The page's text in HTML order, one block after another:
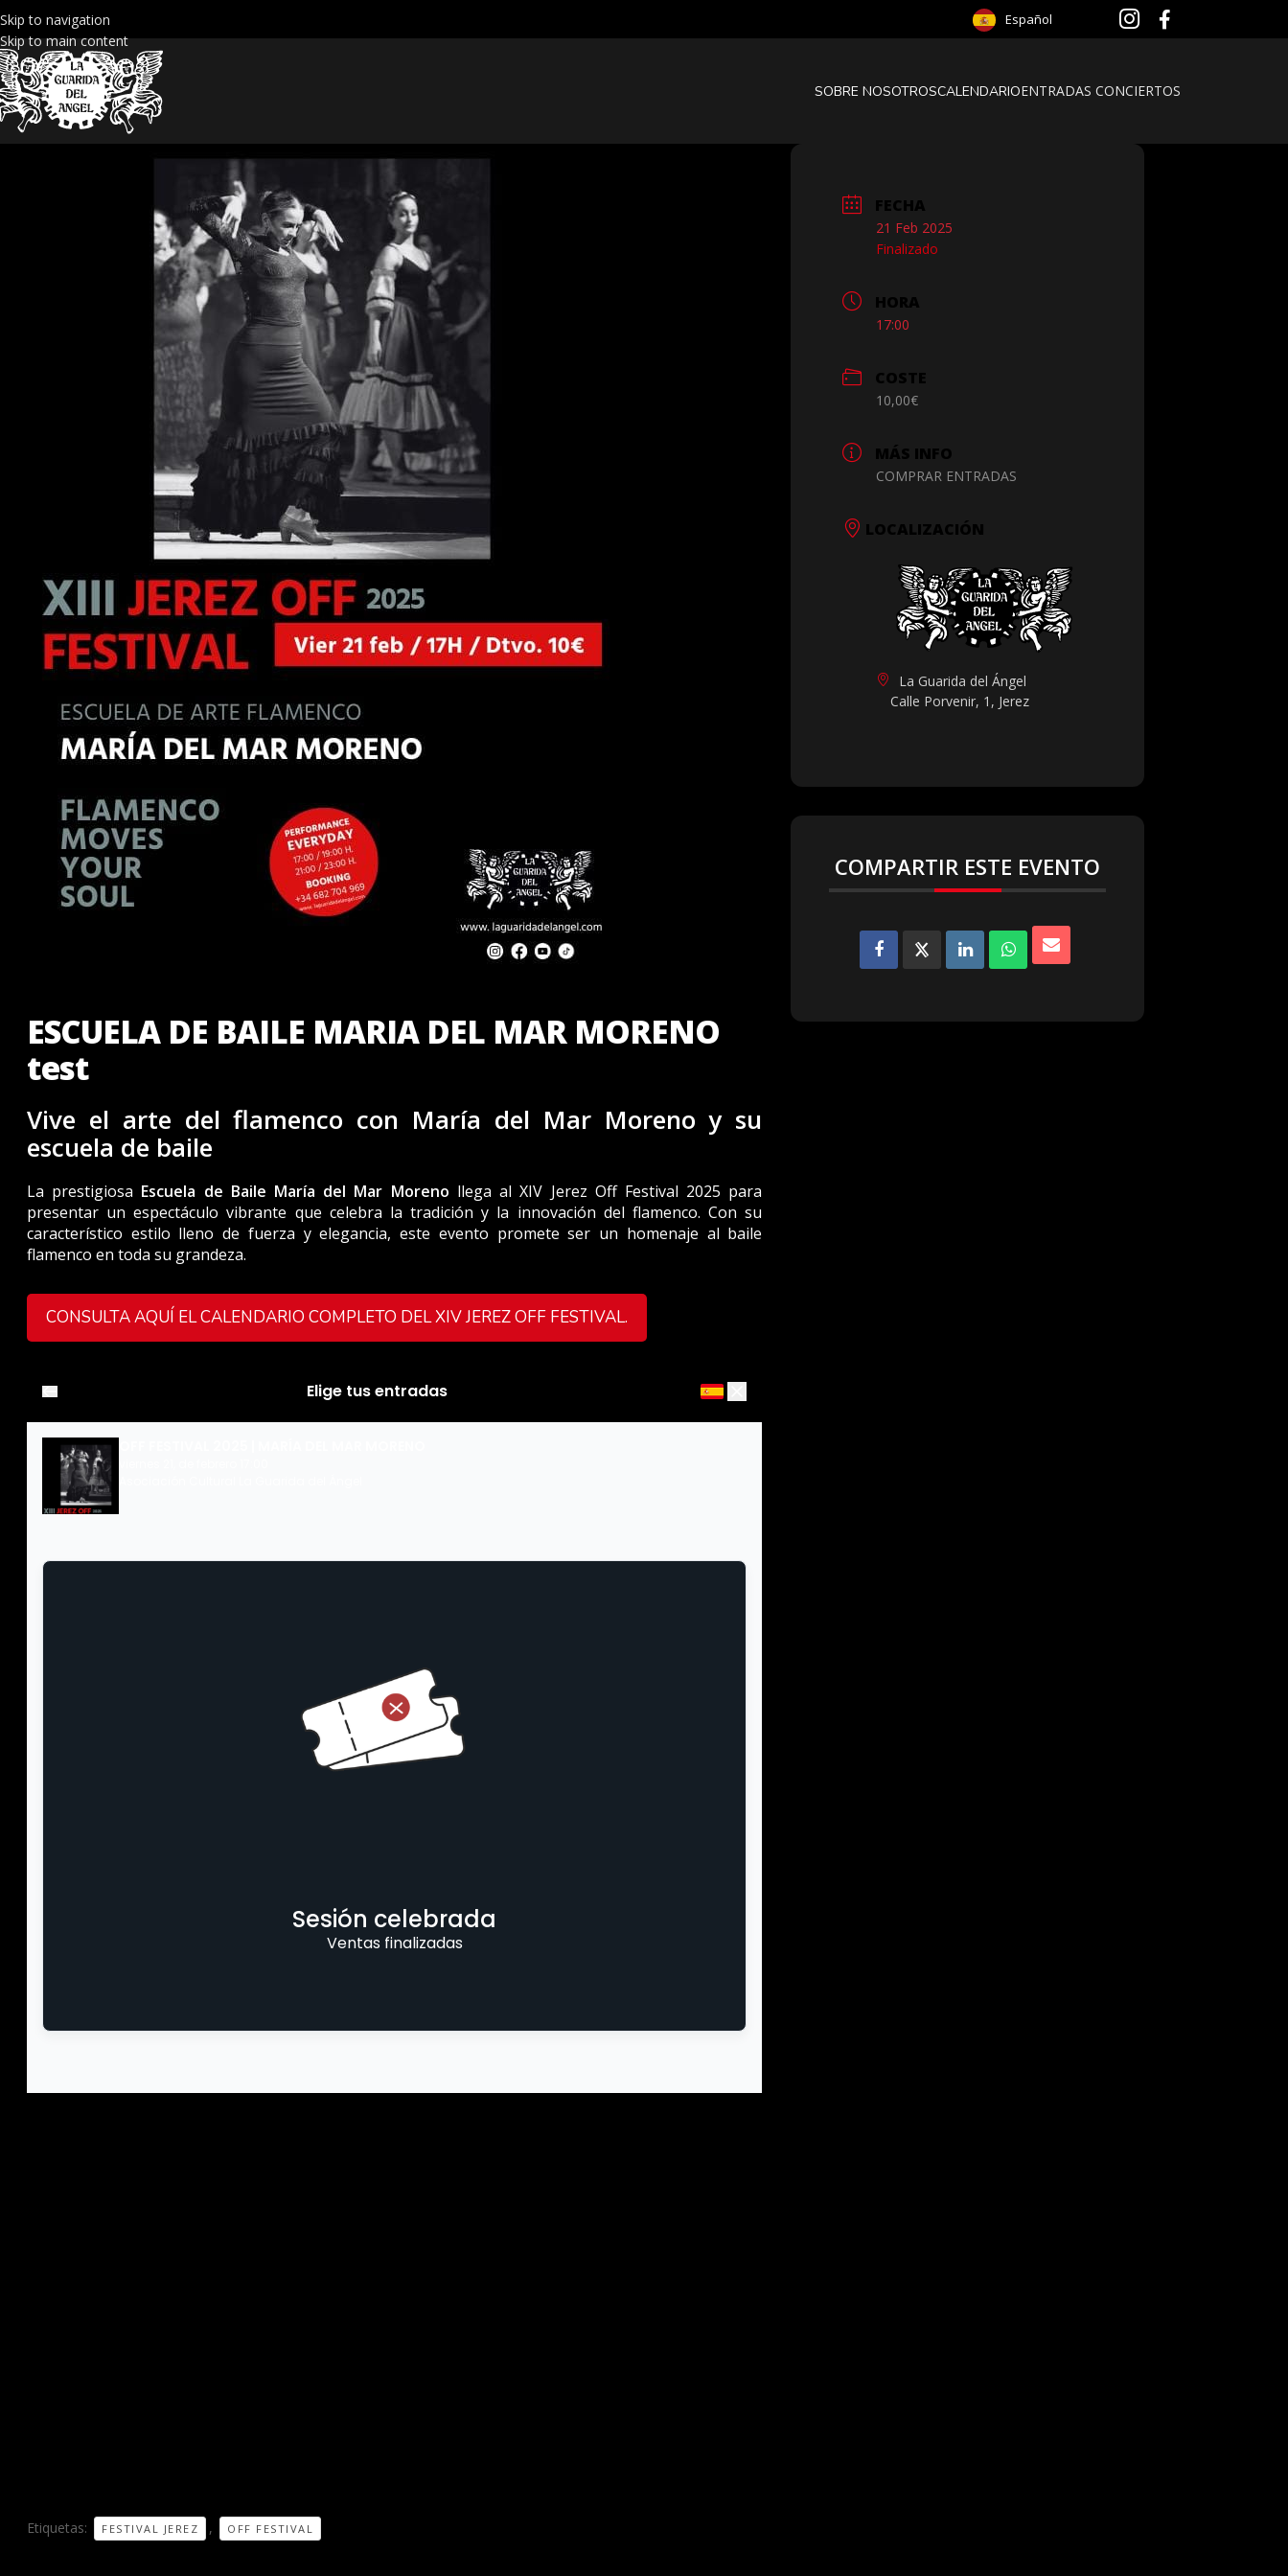
Skip to navigation
Skip to main content
Español
SOBRE NOSOTROSCALENDARIOENTRADAS CONCIERTOS
ESCUELA DE BAILE MARIA DEL MAR MORENO
test
Vive el arte del flamenco con María del Mar Moreno y su
escuela de baile
La prestigiosa Escuela de Baile María del Mar Moreno llega al XIV Jerez Off Festival 2025 para
presentar un espectáculo vibrante que celebra la tradición y la innovación del flamenco. Con su
característico estilo lleno de fuerza y elegancia, este evento promete ser un homenaje al baile
flamenco en toda su grandeza.
CONSULTA AQUÍ EL CALENDARIO COMPLETO DEL XIV JEREZ OFF FESTIVAL.
Etiquetas: FESTIVAL JEREZ , OFF FESTIVAL
FECHA
21 Feb 2025
Finalizado
HORA
17:00
COSTE
10,00€
MÁS INFO
COMPRAR ENTRADAS
LOCALIZACIÓN
La Guarida del Ángel
Calle Porvenir, 1, Jerez
COMPARTIR ESTE EVENTO